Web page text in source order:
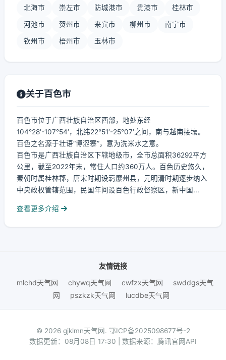
北海市 崇左市 防城港市 贵港市 桂林市
河池市 贺州市 来宾市 柳州市 南宁市
钦州市 梧州市 玉林市
关于百色市
百色市位于广西壮族自治区西部，地处东经
104°28′-107°54′，北纬22°51′-25°07′之间，南与越南接壤。
百色之名源于壮语“博涩寨”，意为洗米水之意。
百色市是广西壮族自治区下辖地级市，全市总面积36292平方
公里，截至2022年末，常住人口约360万人。百色历史悠久，
秦朝时属桂林郡，唐宋时期设羁縻州县，元明清时期逐步纳入
中央政权管辖范围，民国年间设百色行政督察区，新中国...
查看更多介绍
友情链接
mlchd天气网
chywq天气网 cwfzx天气网
swddgs天气
网
pszkzk天气网 lucdbe天气网
© 2026 gjklmn天气网. 鄂ICP备2025098677号-2
数据更新：08月08日 17:30 | 数据来源：腾讯官网API